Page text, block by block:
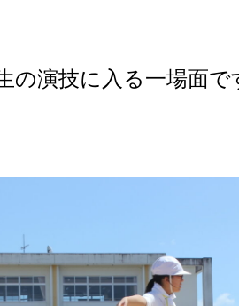
の演技に入る一場面で